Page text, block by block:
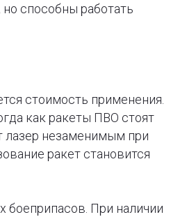
способны работать
стоимость применения.
как ракеты ПВО стоят
лазер незаменимым при
ракет становится
боеприпасов. При наличии